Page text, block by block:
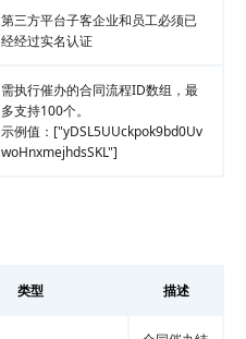
第三方平台子客企业和员工必须已
经经过实名认证
需执行催办的合同流程ID数组，最
多支持100个。
示例值： ["yDSL5UUckpok9bd0Uv
woHnxmejhdsSKL"]
类型 描述